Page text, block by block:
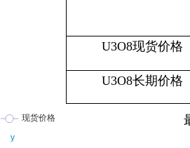
U3O8现货价格
U3O8长期价格